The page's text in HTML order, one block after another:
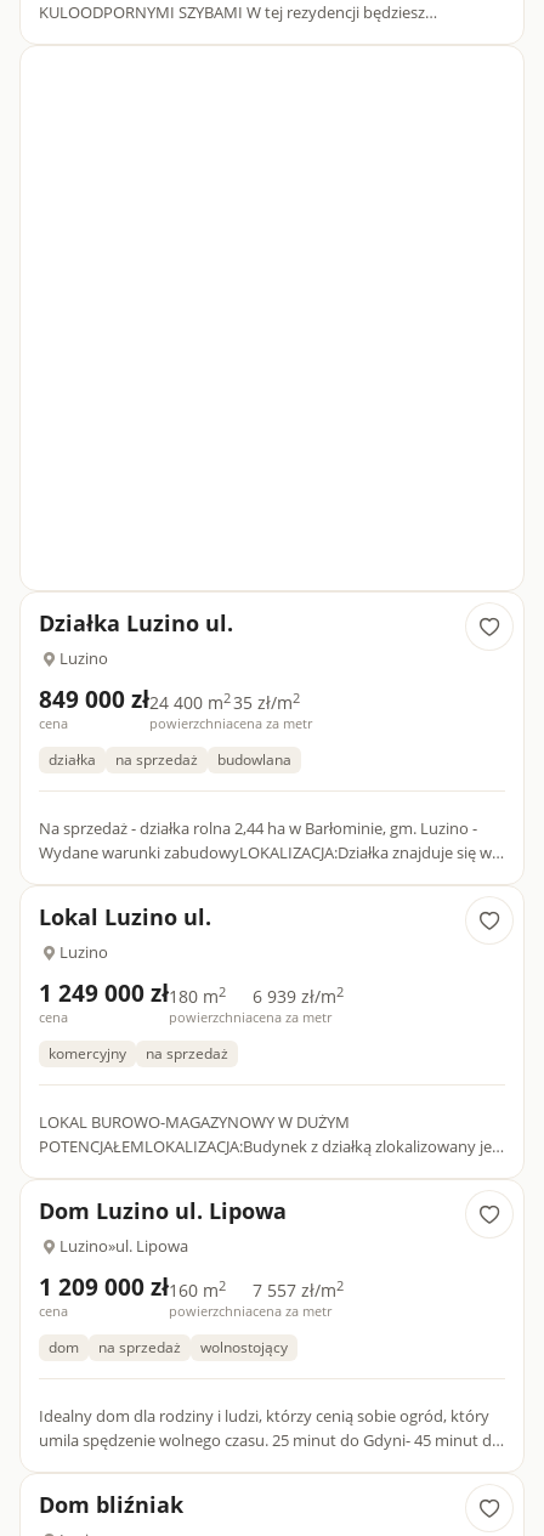
KULOODPORNYMI SZYBAMI W tej rezydencji będziesz
Działka Luzino ul.
Luzino
849 000 zł
cena
24 400 m2
powierzchnia
35 zł/m2
cena za metr
działka na sprzedaż budowlana
Na sprzedaż - działka rolna 2,44 ha w Barłominie, gm. Luzino -
Wydane warunki zabudowyLOKALIZACJA:Działka znajduje się w
Lokal Luzino ul.
Luzino
1 249 000 zł
cena
180 m2
powierzchnia
6 939 zł/m2
cena za metr
komercyjny na sprzedaż
LOKAL BUROWO-MAGAZYNOWY W DUŻYM
POTENCJAŁEMLOKALIZACJA:Budynek z działką zlokalizowany jest
Dom Luzino ul. Lipowa
Luzino»ul. Lipowa
1 209 000 zł
cena
160 m2
powierzchnia
7 557 zł/m2
cena za metr
dom na sprzedaż wolnostojący
Idealny dom dla rodziny i ludzi, którzy cenią sobie ogród, który
umila spędzenie wolnego czasu. 25 minut do Gdyni- 45 minut do
Dom bliźniak